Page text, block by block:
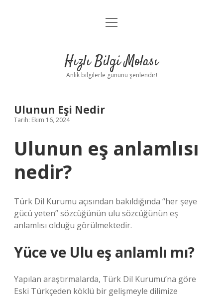
Anasayfa
Yasal Uyarı
menüyü
Hızlı Bilgi Molası
Anlık bilgilerle gününü şenlendir!
Ulunun Eşi Nedir
Tarih: Ekim 16, 2024
Ulunun eş anlamlısı
nedir?
Türk Dil Kurumu açısından bakıldığında “her şeye
gücü yeten” sözcüğünün ulu sözcüğünün eş
anlamlısı olduğu görülmektedir.
Yüce ve Ulu eş anlamlı mı?
Yapılan araştırmalarda, Türk Dil Kurumu’na göre
Eski Türkçeden köklü bir gelişmeyle dilimize